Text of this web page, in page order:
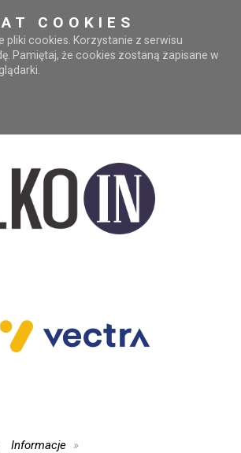
COOKIES
pliki cookies. Korzystanie z serwisu
Pamiętaj, że cookies zostaną zapisane w
Informacje